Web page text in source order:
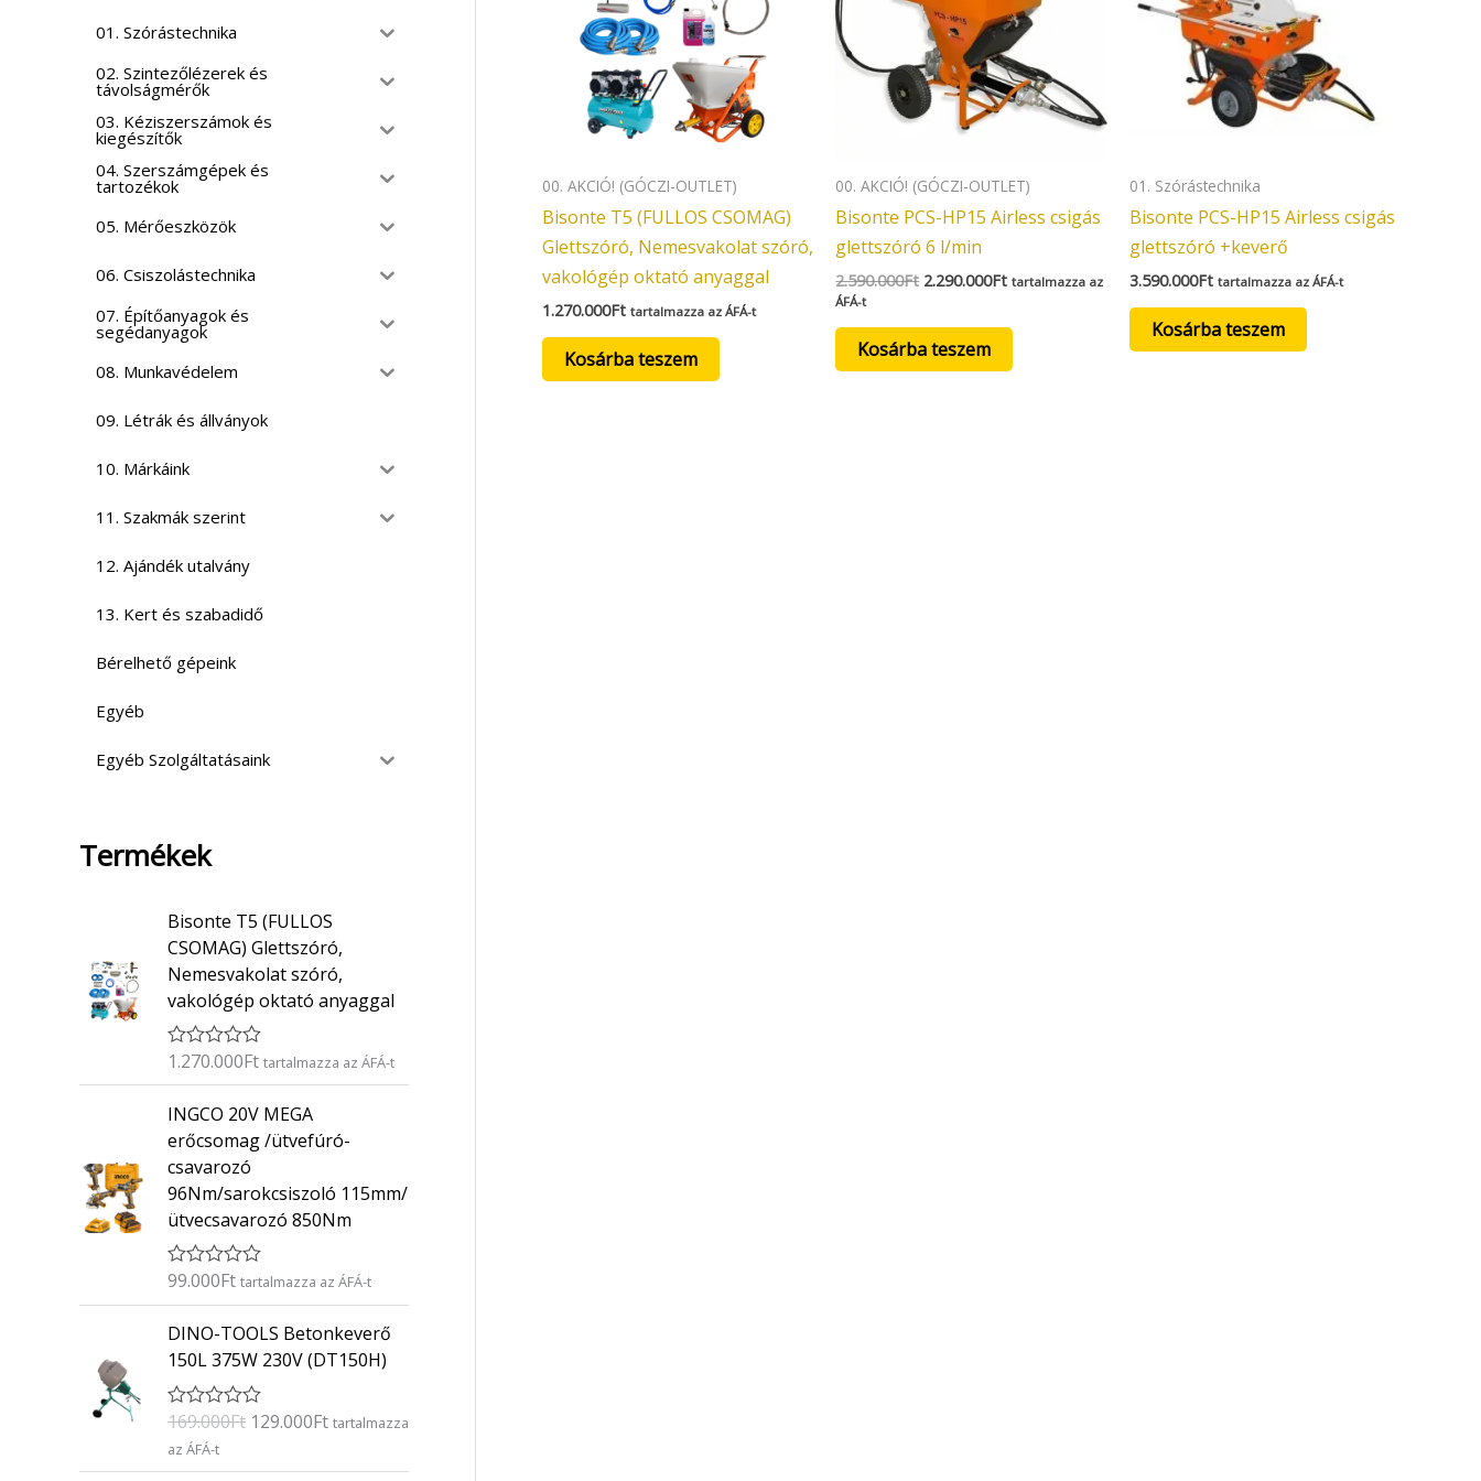
01. Szórástechnika
02. Szintezőlézerek és
távolságmérők
03. Kéziszerszámok és
kiegészítők
04. Szerszámgépek és
tartozékok
05. Mérőeszközök
06. Csiszolástechnika
07. Építőanyagok és
segédanyagok
08. Munkavédelem
09. Létrák és állványok
10. Márkáink
11. Szakmák szerint
12. Ajándék utalvány
13. Kert és szabadidő
Bérelhető gépeink
Egyéb
Egyéb Szolgáltatásaink
Termékek
Bisonte T5 (FULLOS
CSOMAG) Glettszóró,
Nemesvakolat szóró,
vakológép oktató anyaggal
É
é
e
l
é
s
:
/
5
1.270.000Ft tartalmazza az ÁFÁ-t
INGCO 20V MEGA
erőcsomag /ütvefúró-
csavarozó
96Nm/sarokcsiszoló 115mm/
ütvecsavarozó 850Nm
É
é
k
e
é
s
0
/
99.000Ft tartalmazza az ÁFÁ-t
DINO-TOOLS Betonkeverő
150L 375W 230V (DT150H)
É
t
é
169.000Ft
O
r
g
129.000Ft
C
u
etartalmazza
az ÁFÁ-t
00. AKCIÓ! (GÓCZI-OUTLET)
Bisonte T5 (FULLOS CSOMAG)
Glettszóró, Nemesvakolat szóró,
vakológép oktató anyaggal
1.270.000Ft tartalmazza az ÁFÁ-t
Kosárba teszem
00. AKCIÓ! (GÓCZI-OUTLET)
Bisonte PCS-HP15 Airless csigás
glettszóró 6 l/min
2.590.000Ft 2.290.000Ft tartalmazza az
ÁFÁ-t
Kosárba teszem
01. Szórástechnika
Bisonte PCS-HP15 Airless csigás
glettszóró +keverő
3.590.000Ft tartalmazza az ÁFÁ-t
Kosárba teszem